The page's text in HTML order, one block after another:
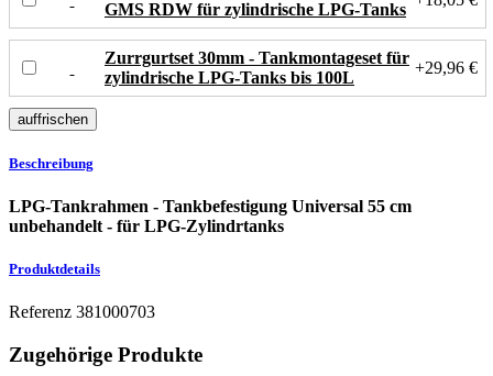
GMS RDW für zylindrische LPG-Tanks
Zurrgurtset 30mm - Tankmontageset für
zylindrische LPG-Tanks bis 100L
+29,96 €
Beschreibung
LPG-Tankrahmen - Tankbefestigung Universal 55 cm
unbehandelt - für LPG-Zylindrtanks
Produktdetails
Referenz 381000703
Zugehörige Produkte